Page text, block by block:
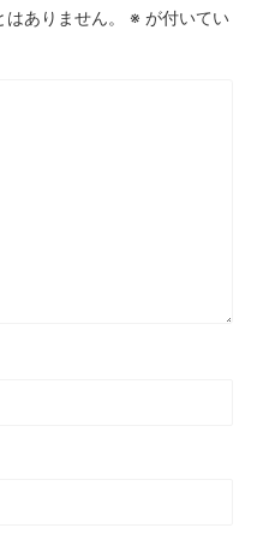
ありません。 ※ が付いてい